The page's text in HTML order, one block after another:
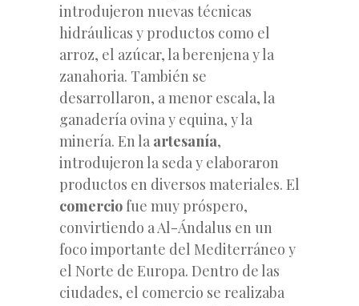
introdujeron nuevas técnicas
hidráulicas y productos como el
arroz, el azúcar, la berenjena y la
zanahoria. También se
desarrollaron, a menor escala, la
ganadería ovina y equina, y la
minería. En la artesanía,
introdujeron la seda y elaboraron
productos en diversos materiales. El
comerciofue muy próspero,
convirtiendo a Al-Ándalus en un
foco importante del Mediterráneo y
el Norte de Europa. Dentro de las
ciudades, el comercio se realizaba